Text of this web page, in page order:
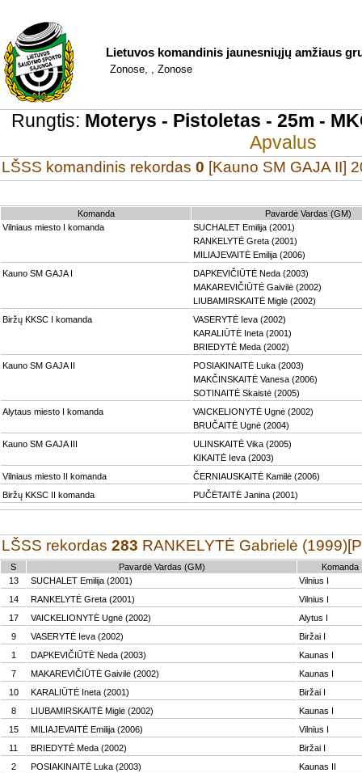
Lietuvos komandinis jaunesniųjų amžiaus
Zonose, , Zonose
Rungtis: Moterys - Pistoletas - 25m -
Apvalus
LŠSS komandinis rekordas 0 [Kauno SM GAJA II]
Komanda
Pavardė Vardas (GM)
Vilniaus miesto I komanda
SUCHALET Emilija (2001)
RANKELYTĖ Greta (2001)
MILIAJEVAITĖ Emilija (2006)
Kauno SM GAJA I
DAPKEVIČIŪTĖ Neda (2003)
MAKAREVIČIŪTĖ Gaivilė (2002)
LIUBAMIRSKAITĖ Miglė (2002)
Biržų KKSC I komanda
VASERYTĖ Ieva (2002)
KARALIŪTĖ Ineta (2001)
BRIEDYTĖ Meda (2002)
Kauno SM GAJA II
POSIAKINAITĖ Luka (2003)
MAKČINSKAITĖ Vanesa (2006)
SOTINAITĖ Skaistė (2005)
Alytaus miesto I komanda
VAICKELIONYTĖ Ugnė (2002)
BRUČAITĖ Ugnė (2004)
Kauno SM GAJA III
ULINSKAITĖ Vika (2005)
KIKAITĖ Ieva (2003)
Vilniaus miesto II komanda
ČERNIAUSKAITĖ Kamilė (2006)
Biržų KKSC II komanda
PUČĖTAITĖ Janina (2001)
LŠSS rekordas 283 RANKELYTĖ Gabrielė
S Pavardė Vardas (GM)
Komanda
13
SUCHALET Emilija (2001)
Vilnius I
14
RANKELYTĖ Greta (2001)
Vilnius I
17
VAICKELIONYTĖ Ugnė (2002)
Alytus I
9
VASERYTĖ Ieva (2002)
Biržai I
1
DAPKEVIČIŪTĖ Neda (2003)
Kaunas I
7
MAKAREVIČIŪTĖ Gaivilė (2002)
Kaunas I
10
KARALIŪTĖ Ineta (2001)
Biržai I
8
LIUBAMIRSKAITĖ Miglė (2002)
Kaunas I
15
MILIAJEVAITĖ Emilija (2006)
Vilnius I
11
BRIEDYTĖ Meda (2002)
Biržai I
2
POSIAKINAITĖ Luka (2003)
Kaunas II